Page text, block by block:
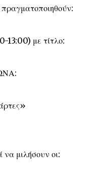
13:00) με τίτλο:
μιλήσουν οι: